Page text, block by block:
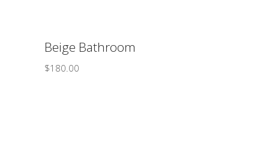
Beige Bathroom
$180.00